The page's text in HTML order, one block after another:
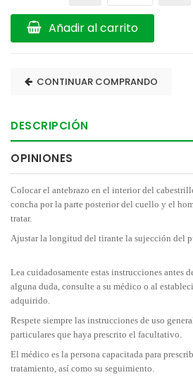
Añadir al carrito
CONTINUAR COMPRANDO
DESCRIPCIÓN
OPINIONES
Colocar el antebrazo en el interior del
concha por la parte posterior del cuello y el
tratar.
Ajustar la longitud del tirante la sujección del
Lea cuidadosamente estas instrucciones antes
alguna duda, consulte a su médico o al
adquirido.
Respete siempre las instrucciones de uso
particulares que haya prescrito el facultativo.
El médico es la persona capacitada para
tratamiento, así como su seguimiento.